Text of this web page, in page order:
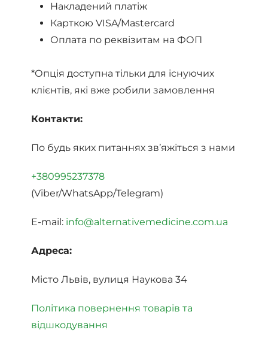
Накладений платіж
Карткою VISA/Mastercard
Оплата по реквізитам на ФОП
*Опція доступна тільки для існуючих
клієнтів, які вже робили замовлення
Контакти:
По будь яких питаннях зв’яжіться з нами
+380995237378
(Viber/WhatsApp/Telegram)
E-mail: info@alternativemedicine.com.ua
Адреса:
Місто Львів, вулиця Наукова 34
Політика повернення товарів та
відшкодування